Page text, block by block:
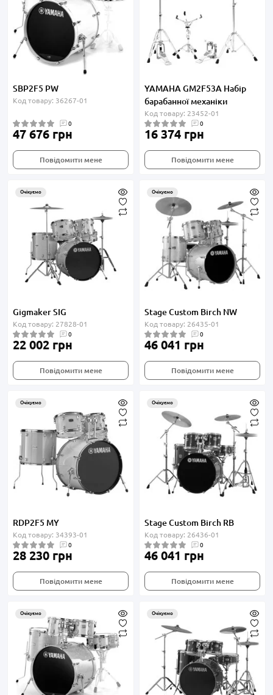
SBP2F5 PW
Код товару: 36267-01
0
47 676 грн
Повідомити мене
YAMAHA GM2F53A Набір
барабанної механіки
Код товару: 23452-01
0
16 374 грн
Повідомити мене
Очікуємо
Gigmaker SIG
Код товару: 27828-01
0
22 002 грн
Повідомити мене
Очікуємо
Stage Custom Birch NW
Код товару: 26435-01
0
46 041 грн
Повідомити мене
Очікуємо
RDP2F5 MY
Код товару: 34393-01
0
28 230 грн
Повідомити мене
Очікуємо
Stage Custom Birch RB
Код товару: 26436-01
0
46 041 грн
Повідомити мене
Очікуємо Очікуємо